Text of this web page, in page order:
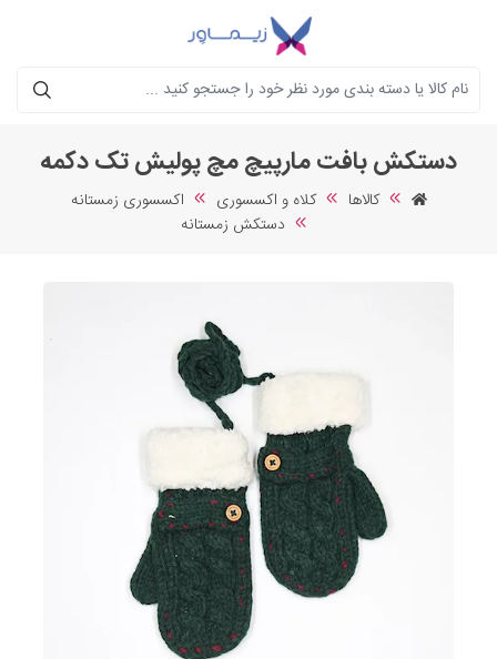
جستجو
دستکش بافت مارپیچ مچ پولیش تک دکمه
کالاها کلاه و اکسسوری
اکسسوری زمستانه
دستکش زمستانه